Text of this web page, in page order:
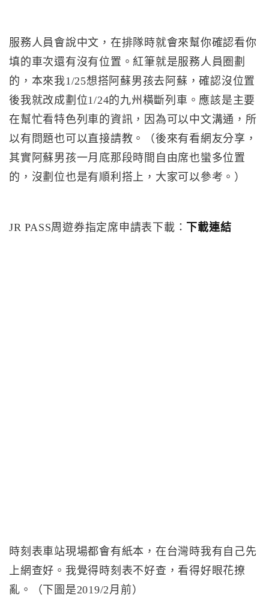
服務人員會說中文，在排隊時就會來幫你確認看你
填的車次還有沒有位置。紅筆就是服務人員圈劃
的，本來我1/25想搭阿蘇男孩去阿蘇，確認沒位置
後我就改成劃位1/24的九州橫斷列車。應該是主要
在幫忙看特色列車的資訊，因為可以中文溝通，所
以有問題也可以直接請教。（後來有看網友分享，
其實阿蘇男孩一月底那段時間自由席也蠻多位置
的，沒劃位也是有順利搭上，大家可以參考。）
JR PASS周遊券指定席申請表下載： 下載連結
時刻表車站現場都會有紙本，在台灣時我有自己先
上網查好。我覺得時刻表不好查，看得好眼花撩
亂。（下圖是2019/2月前）